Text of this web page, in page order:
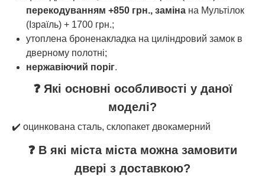
перекодуванням +850 грн., заміна на Мультілок
(Ізраїль) + 1700 грн.;
утоплена броненакладка на циліндровий замок в
дверному полотні;
нержавіючий поріг.
❓ Які основні особливості у даної
моделі?
✔️ оцинкована сталь, склопакет двокамерний
❓ В які міста міста можна замовити
двері з доставкою?